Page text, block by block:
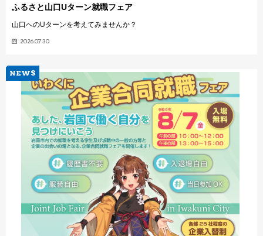
ふるさと山口Uターン就職フェア
山口へのUターンを考えてみませんか？
2026.07.30
NEWS